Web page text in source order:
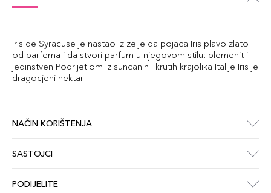
Iris de Syracuse je nastao iz zelje da pojaca Iris plavo zlato
od parfema i da stvori parfum u njegovom stilu: plemenit i
jedinstven Podrijetlom iz suncanih i krutih krajolika Italije Iris je
dragocjeni nektar
NAČIN KORIŠTENJA
SASTOJCI
PODIJELITE